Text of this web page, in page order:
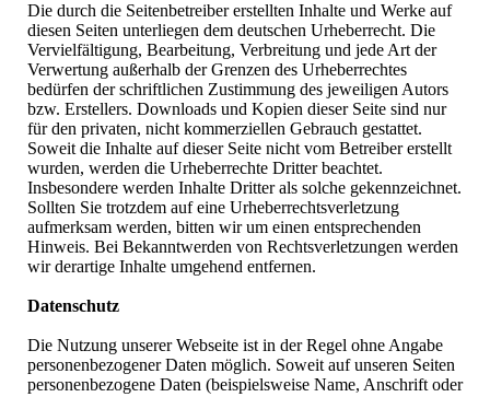
Die durch die Seitenbetreiber erstellten Inhalte und Werke auf
diesen Seiten unterliegen dem deutschen Urheberrecht. Die
Vervielfältigung, Bearbeitung, Verbreitung und jede Art der
Verwertung außerhalb der Grenzen des Urheberrechtes
bedürfen der schriftlichen Zustimmung des jeweiligen Autors
bzw. Erstellers. Downloads und Kopien dieser Seite sind nur
für den privaten, nicht kommerziellen Gebrauch gestattet.
Soweit die Inhalte auf dieser Seite nicht vom Betreiber erstellt
wurden, werden die Urheberrechte Dritter beachtet.
Insbesondere werden Inhalte Dritter als solche gekennzeichnet.
Sollten Sie trotzdem auf eine Urheberrechtsverletzung
aufmerksam werden, bitten wir um einen entsprechenden
Hinweis. Bei Bekanntwerden von Rechtsverletzungen werden
wir derartige Inhalte umgehend entfernen.
Datenschutz
Die Nutzung unserer Webseite ist in der Regel ohne Angabe
personenbezogener Daten möglich. Soweit auf unseren Seiten
personenbezogene Daten (beispielsweise Name, Anschrift oder